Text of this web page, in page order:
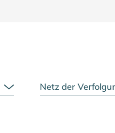
Untermenü öffnen
Netz der